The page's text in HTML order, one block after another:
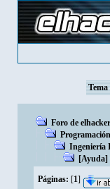
Tema
Foro de
Programación
Ingeniería
[Ayuda]
Páginas: [1]